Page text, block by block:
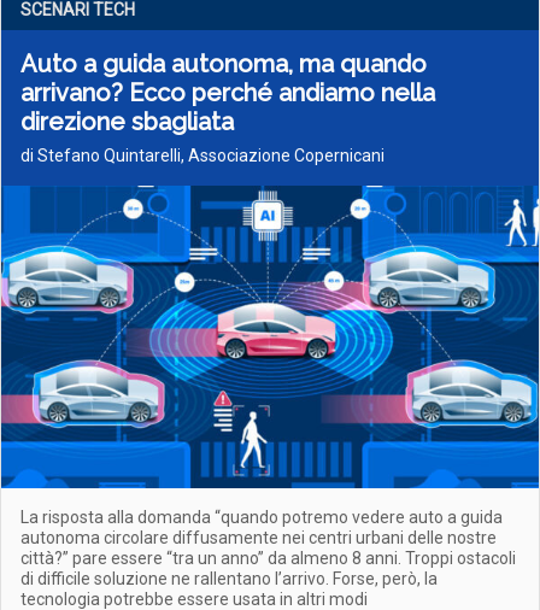
SCENARI TECH
Auto a guida autonoma, ma quando
arrivano? Ecco perché andiamo nella
direzione sbagliata
di Stefano Quintarelli, Associazione Copernicani
La risposta alla domanda “quando potremo vedere auto a guida
autonoma circolare diffusamente nei centri urbani delle nostre
città?” pare essere “tra un anno” da almeno 8 anni. Troppi ostacoli
di difficile soluzione ne rallentano l’arrivo. Forse, però, la
tecnologia potrebbe essere usata in altri modi